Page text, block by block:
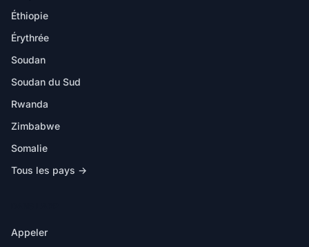
Éthiopie
Érythrée
Soudan
Soudan du Sud
Rwanda
Zimbabwe
Somalie
Tous les pays →
Appeler